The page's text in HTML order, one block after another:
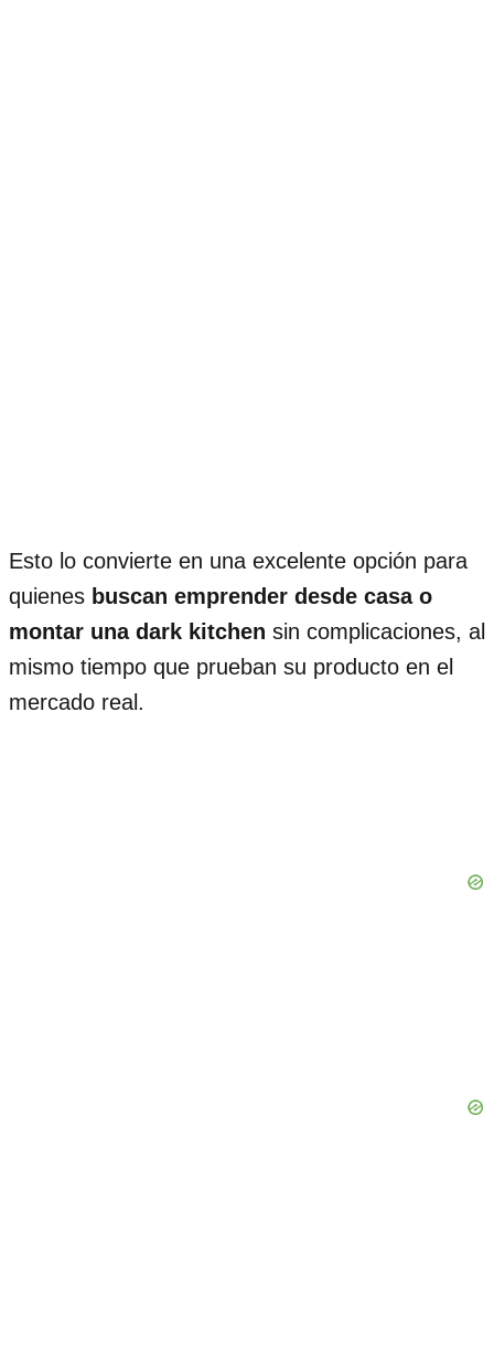
Esto lo convierte en una excelente opción para
quienes buscan emprender desde casa o
montar una dark kitchen sin complicaciones, al
mismo tiempo que prueban su producto en el
mercado real.